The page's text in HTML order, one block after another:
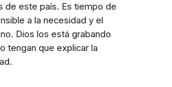
de este país. Es tiempo de
a la necesidad y el
Dios los está grabando
tengan que explicar la